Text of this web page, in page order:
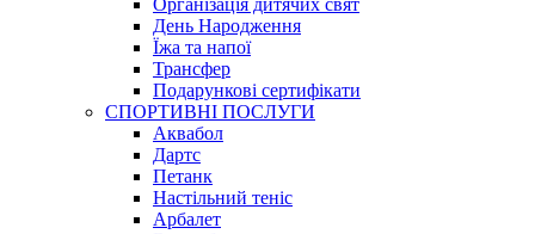
Організація дитячих свят
День Народження
Їжа та напої
Трансфер
Подарункові сертифікати
СПОРТИВНІ ПОСЛУГИ
Аквабол
Дартс
Петанк
Настільний теніс
Арбалет